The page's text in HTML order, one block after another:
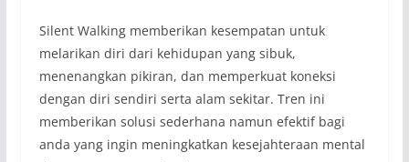
Silent Walking memberikan kesempatan untuk
melarikan diri dari kehidupan yang sibuk,
menenangkan pikiran, dan memperkuat koneksi
dengan diri sendiri serta alam sekitar. Tren ini
memberikan solusi sederhana namun efektif bagi
anda yang ingin meningkatkan kesejahteraan mental